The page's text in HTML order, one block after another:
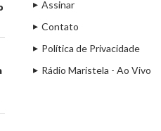
Assinar
Contato
Política de Privacidade
Rádio Maristela - Ao Vivo